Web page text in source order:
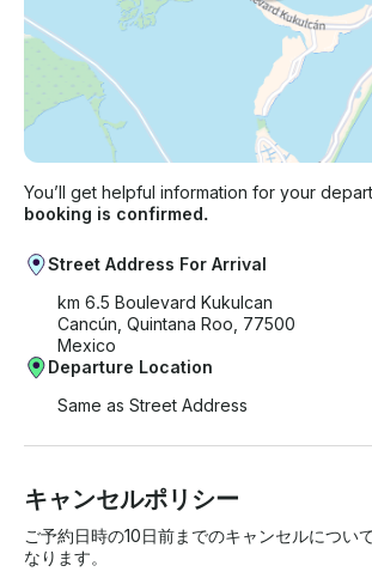
You’ll get helpful information for your
booking is confirmed.
Street Address For Arrival
km 6.5 Boulevard Kukulcan
Cancún, Quintana Roo, 77500
Mexico
Departure Location
Same as Street Address
キャンセルポリシー
ご予約日時の10日前までのキャンセルについ
なります。